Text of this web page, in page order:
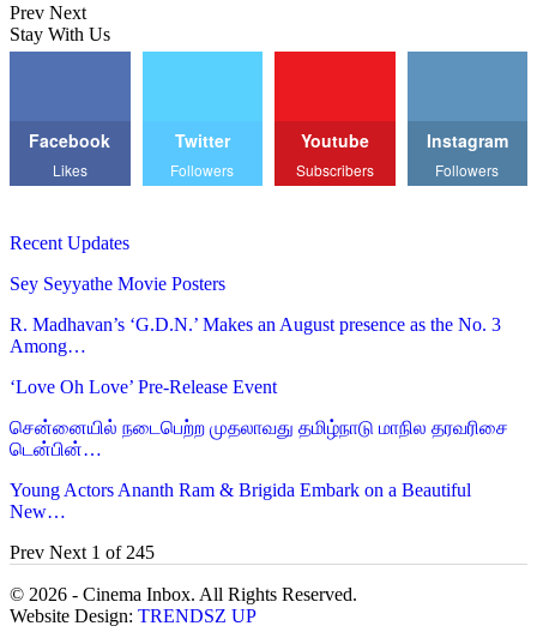
Prev Next
Stay With Us
Facebook
Likes
Twitter
Followers
Youtube
Subscribers
Instagram
Followers
Recent Updates
Sey Seyyathe Movie Posters
R. Madhavan’s ‘G.D.N.’ Makes an August presence as the No. 3
Among…
‘Love Oh Love’ Pre-Release Event
சென்னையில் நடைபெற்ற முதலாவது தமிழ்நாடு மாநில தரவரிசை
டென்பின்…
Young Actors Ananth Ram & Brigida Embark on a Beautiful
New…
Prev Next 1 of 245
© 2026 - Cinema Inbox. All Rights Reserved.
Website Design: TRENDSZ UP